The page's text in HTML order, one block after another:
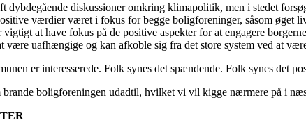
dybdegående diskussioner omkring klimapolitik, men i stedet
værdier været i fokus for begge boligforeninger, såsom øget
at have fokus på de positive aspekter for at engagere
uafhængige og kan afkoble sig fra det store system ved at
er interesserede. Folk synes det spændende. Folk synes det
brande boligforeningen udadtil, hvilket vi vil kigge nærmere på i